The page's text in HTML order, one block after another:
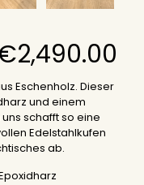
2,490.00
Eschenholz. Dieser
und einem
schafft so eine
Edelstahlkufen
ab.